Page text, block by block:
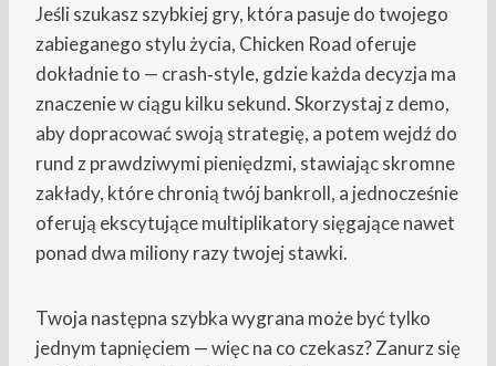
Jeśli szukasz szybkiej gry, która pasuje do twojego
zabieganego stylu życia, Chicken Road oferuje
dokładnie to — crash‑style, gdzie każda decyzja ma
znaczenie w ciągu kilku sekund. Skorzystaj z demo,
aby dopracować swoją strategię, a potem wejdź do
rund z prawdziwymi pieniędzmi, stawiając skromne
zakłady, które chronią twój bankroll, a jednocześnie
oferują ekscytujące multiplikatory sięgające nawet
ponad dwa miliony razy twojej stawki.
Twoja następna szybka wygrana może być tylko
jednym tapnięciem — więc na co czekasz? Zanurz się